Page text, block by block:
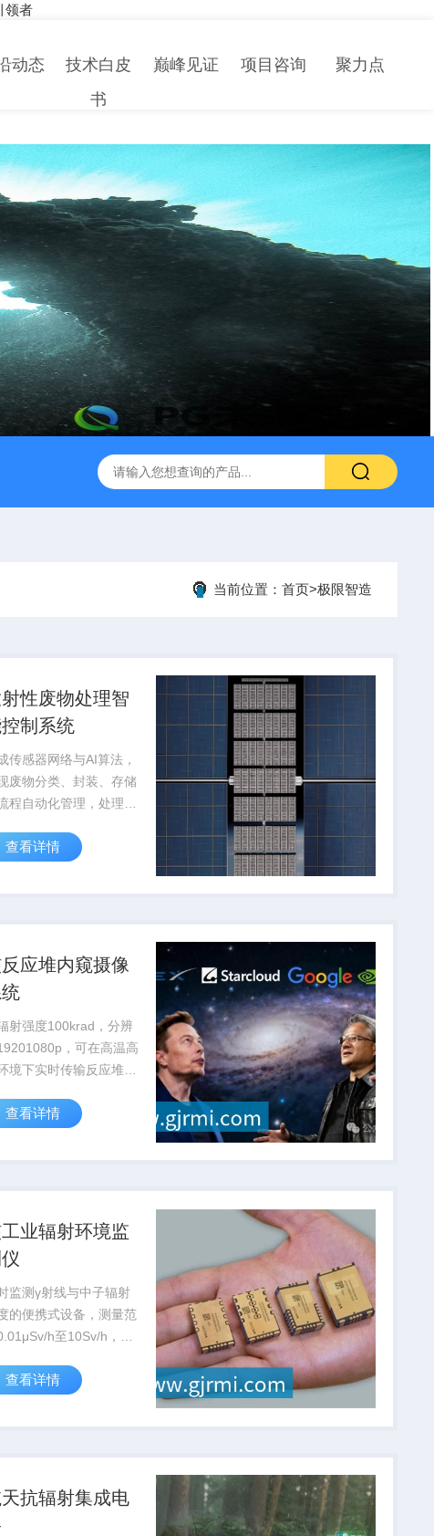
领者
动态
技术白皮
书
巅峰见证 项目咨询 聚力点
当前位置： 首页>极限智造
性废物处理智
制系统
传感器网络与AI算法，
废物分类、封装、存储
程自动化管理，处理效
风险。
查看详情
应堆内窥摄像
射强度100krad，分辨
，可在高温高
境下实时传输反应堆内
维护。
查看详情
业辐射环境监
监测γ射线与中子辐射
的便携式设备，测量范
h至10Sv/h，通
核电站...
查看详情
抗辐射集成电